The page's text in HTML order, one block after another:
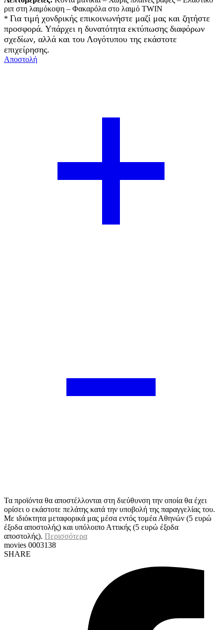
ριπ στη λαιμόκοψη – Φακαρόλα στο λαιμό TWIN
* Για τιμή χονδρικής επικοινωνήστε μαζί μας και ζητήστε
προσφορά. Υπάρχει η δυνατότητα εκτύπωσης διαφόρων
σχεδίων, αλλά και του Λογότυπου της εκάστοτε
επιχείρησης.
Αποστολή
Τα προϊόντα θα αποστέλλονται στη διεύθυνση την οποία θα έχει
ορίσει ο εκάστοτε πελάτης κατά την υποβολή της παραγγελίας του.
Με ιδιόκτητα μεταφορικά μας μέσα εντός τομέα Αθηνών (5 ευρώ
έξοδα αποστολής) και υπόλοιπο Αττικής (5 ευρώ έξοδα
αποστολής). Περισσότερα
movies 0003138
SHARE